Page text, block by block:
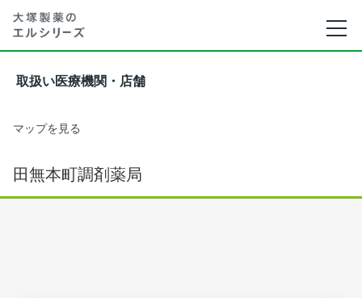
取扱い医療機関・店舗
マップを見る
田無本町調剤薬局